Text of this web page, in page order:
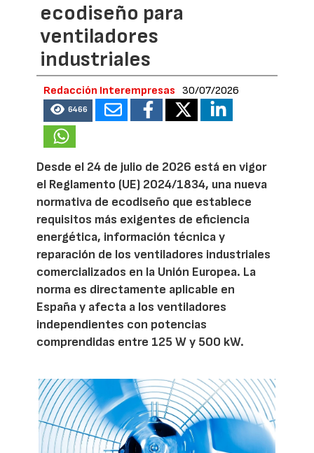
ecodiseño para
ventiladores
industriales
Redacción Interempresas 30/07/2026
6466
Desde el 24 de julio de 2026 está en vigor
el Reglamento (UE) 2024/1834, una nueva
normativa de ecodiseño que establece
requisitos más exigentes de eficiencia
energética, información técnica y
reparación de los ventiladores industriales
comercializados en la Unión Europea. La
norma es directamente aplicable en
España y afecta a los ventiladores
independientes con potencias
comprendidas entre 125 W y 500 kW.